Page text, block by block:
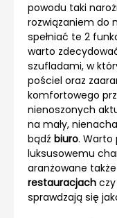
powodu taki
rozwiązaniem do
spełniać te 2
warto
szufladami, w
pościel oraz
komfortowego
nienoszonych
na mały,
bądź biuro. Warto
luksusowemu
aranżowane także
restauracjach czy
sprawdzają się